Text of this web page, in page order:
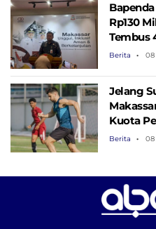
Rp130
Tembus
Berita 08
Jelang
Kuota
Berita 08